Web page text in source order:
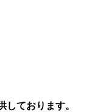
ております。